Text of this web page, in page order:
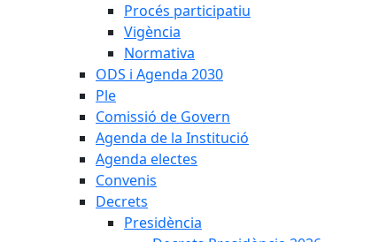
Procés participatiu
Vigència
Normativa
ODS i Agenda 2030
Ple
Comissió de Govern
Agenda de la Institució
Agenda electes
Convenis
Decrets
Presidència